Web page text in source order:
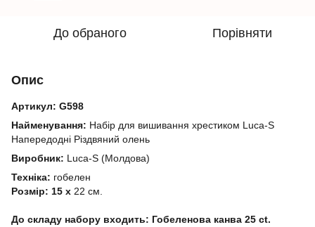
До обраного Порівняти
Опис
Артикул: G598
Найменування: Набір для вишивання хрестиком Luca-S
Напередодні Різдвяний олень
Виробник: Luca-S (Молдова)
Техніка: гобелен
Розмір: 15 х 22 см.
До складу набору входить: Гобеленова канва 25 ct.